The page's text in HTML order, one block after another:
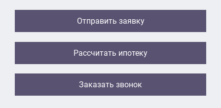
Отправить заявку
Рассчитать ипотеку
Заказать звонок